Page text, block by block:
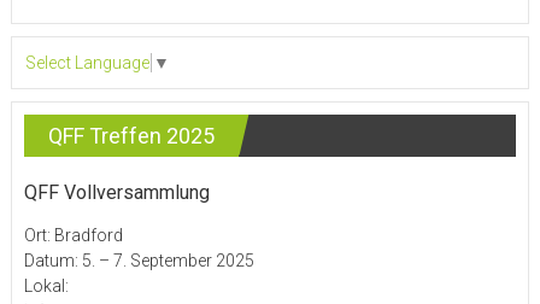
Select Language ▼
QFF Treffen 2025
QFF Vollversammlung
Ort: Bradford
Datum: 5. – 7. September 2025
Lokal: